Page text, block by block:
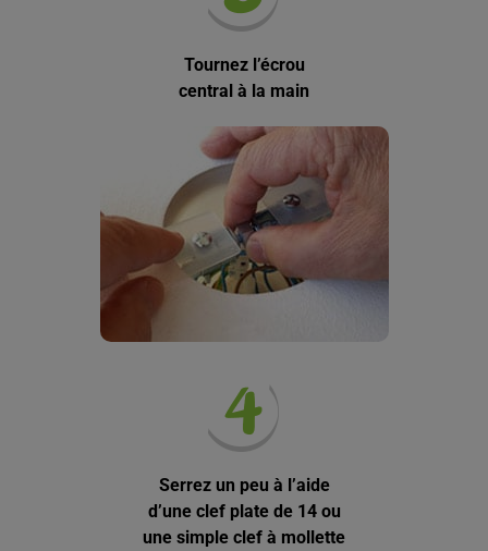
Tournez l’écrou
central à la main
Serrez un peu à l’aide
d’une clef plate de 14 ou
une simple clef à mollette